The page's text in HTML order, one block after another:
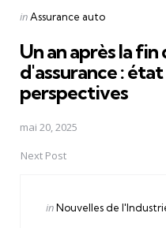
Posted
inAssurance auto
Un an après la
d'assurance :
perspectives
mai 20, 2025
Next Post
Posted
inNouvelles de